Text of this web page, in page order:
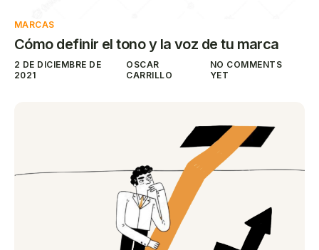
MARCAS
Cómo definir el tono y la voz de tu marca
2 DE DICIEMBRE DE
2021
OSCAR
CARRILLO
NO COMMENTS
YET